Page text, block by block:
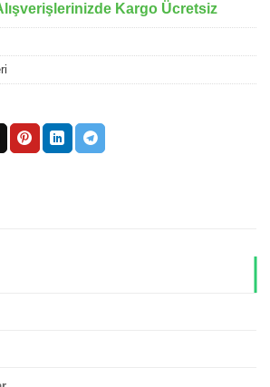
Kargo Ücretsiz